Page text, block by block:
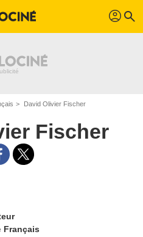
profil search
David Olivier Fischer
Fischer
Français